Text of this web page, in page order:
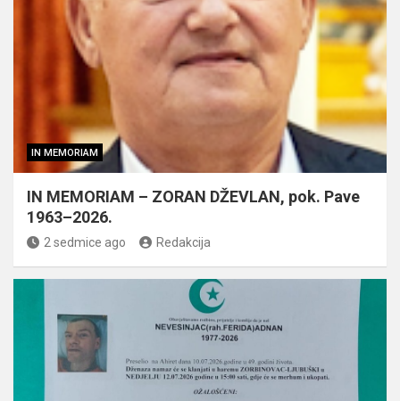
IN MEMORIAM
IN MEMORIAM – ZORAN DŽEVLAN, pok. Pave
1963–2026.
2 sedmice ago Redakcija